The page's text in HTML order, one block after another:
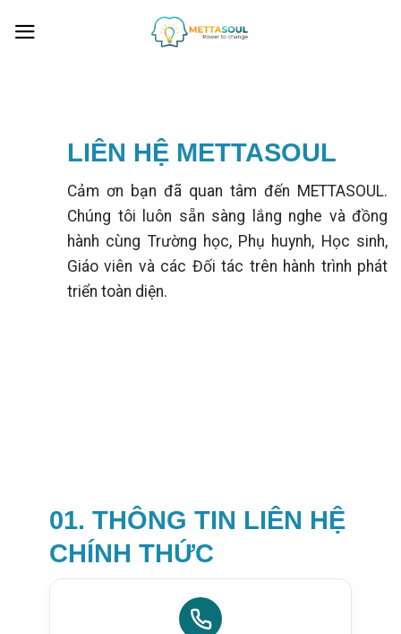
LIÊN HỆ METTASOUL
Cảm ơn bạn đã quan tâm đến METTASOUL.
Chúng tôi luôn sẵn sàng lắng nghe và đồng
hành cùng Trường học, Phụ huynh, Học sinh,
Giáo viên và các Đối tác trên hành trình phát
triển toàn diện.
01. THÔNG TIN LIÊN HỆ
CHÍNH THỨC